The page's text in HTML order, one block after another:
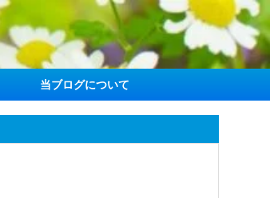
当ブログについて